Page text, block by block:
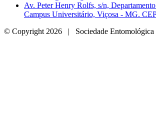
Av. Peter Henry Rolfs, s/n,
Campus Universitário, Viçosa - MG.
© Copyright 2026 | Sociedade Entomológica